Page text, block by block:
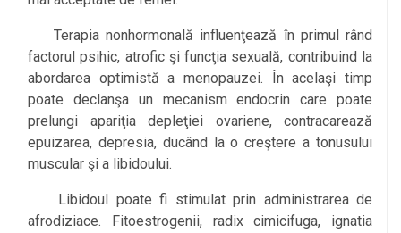
Terapia nonhormonală influenţează în primul rând
factorul psihic, atrofic şi funcţia sexuală, contribuind la
abordarea optimistă a menopauzei. În acelaşi timp
poate declanşa un mecanism endocrin care poate
prelungi apariţia depleţiei ovariene, contracarează
epuizarea, depresia, ducând la o creştere a tonusului
muscular şi a libidoului.
Libidoul poate fi stimulat prin administrarea de
afrodiziace. Fitoestrogenii, radix cimicifuga, ignatia